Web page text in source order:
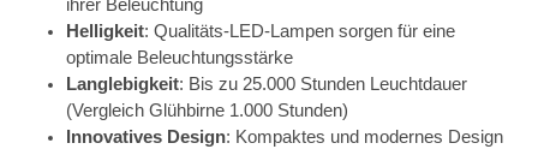
ihrer Beleuchtung
Helligkeit: Qualitäts-LED-Lampen sorgen für eine
optimale Beleuchtungsstärke
Langlebigkeit: Bis zu 25.000 Stunden Leuchtdauer
(Vergleich Glühbirne 1.000 Stunden)
Innovatives Design: Kompaktes und modernes Design